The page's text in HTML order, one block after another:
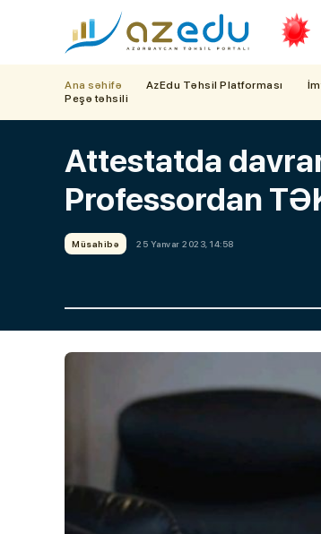
Ana səhifə AzEdu Təhsil Platforması
Peşə təhsili
Attestatda
Professordan
Müsahibə 25 Yanvar 2023, 14:58